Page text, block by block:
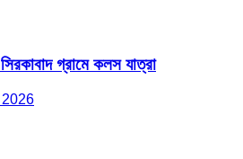
গ্রামে কলস যাত্রা